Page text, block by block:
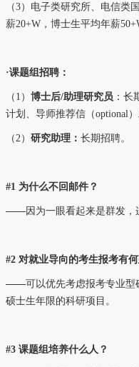
（3）电子类研究所、电信类
薪20+W，博士生平均年薪
·课题组招聘：
（1） 博士后/助理研究员 ：
计划、导师推荐信（optional
（2） 研究助理： 长期招聘。
#1 为什么不回邮件？
——因为一眼看起来是群发，
#2 对就业导向的考生报考有何
——可以优先考虑报考专业
硕士生年限的科研项目。
#3 课题组 培养什么人？